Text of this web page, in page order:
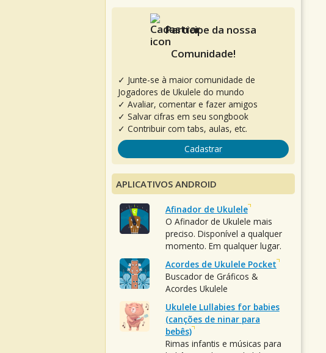
Participe da nossa
Comunidade!
✓ Junte-se à maior comunidade de
Jogadores de Ukulele do mundo
✓ Avaliar, comentar e fazer amigos
✓ Salvar cifras em seu songbook
✓ Contribuir com tabs, aulas, etc.
Cadastrar
APLICATIVOS ANDROID
Afinador de Ukulele
O Afinador de Ukulele mais
preciso. Disponível a qualquer
momento. Em qualquer lugar.
Acordes de Ukulele Pocket
Buscador de Gráficos &
Acordes Ukulele
Ukulele Lullabies for babies
(canções de ninar para
bebês)
Rimas infantis e músicas para